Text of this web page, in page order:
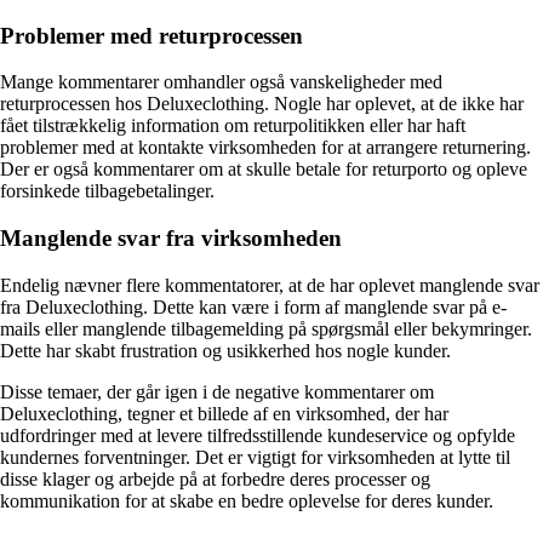
Problemer med returprocessen
Mange kommentarer omhandler også vanskeligheder med
returprocessen hos Deluxeclothing. Nogle har oplevet, at de ikke har
fået tilstrækkelig information om returpolitikken eller har haft
problemer med at kontakte virksomheden for at arrangere returnering.
Der er også kommentarer om at skulle betale for returporto og opleve
forsinkede tilbagebetalinger.
Manglende svar fra virksomheden
Endelig nævner flere kommentatorer, at de har oplevet manglende svar
fra Deluxeclothing. Dette kan være i form af manglende svar på e-
mails eller manglende tilbagemelding på spørgsmål eller bekymringer.
Dette har skabt frustration og usikkerhed hos nogle kunder.
Disse temaer, der går igen i de negative kommentarer om
Deluxeclothing, tegner et billede af en virksomhed, der har
udfordringer med at levere tilfredsstillende kundeservice og opfylde
kundernes forventninger. Det er vigtigt for virksomheden at lytte til
disse klager og arbejde på at forbedre deres processer og
kommunikation for at skabe en bedre oplevelse for deres kunder.